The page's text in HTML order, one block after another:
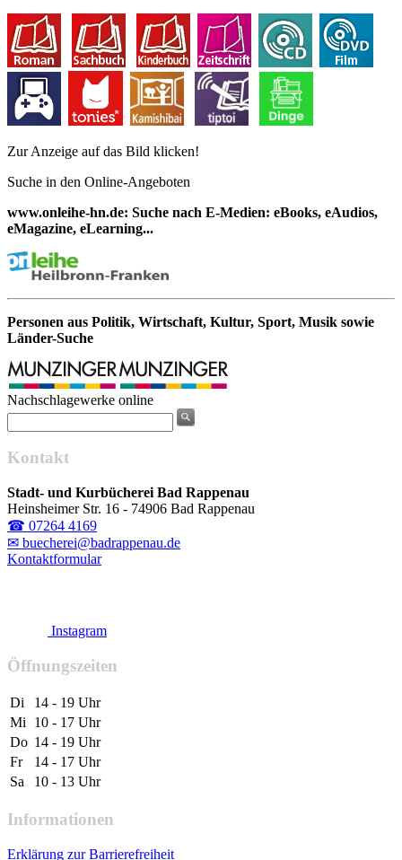
Zur Anzeige auf das Bild klicken!
Suche in den Online-Angeboten
www.onleihe-hn.de: Suche nach E-Medien: eBooks, eAudios,
eMagazine, eLearning...
Personen aus Politik, Wirtschaft, Kultur, Sport, Musik sowie
Länder-Suche
Nachschlagewerke online
Kontakt
Stadt- und Kurbücherei Bad Rappenau
Heinsheimer Str. 16 - 74906 Bad Rappenau
☎ 07264 4169
✉ buecherei@badrappenau.de
Kontaktformular
Instagram
Öffnungszeiten
Di
14 - 19 Uhr
Mi
10 - 17 Uhr
Do 14 - 19 Uhr
Fr
14 - 17 Uhr
Sa
10 - 13 Uhr
Informationen
Erklärung zur Barrierefreiheit